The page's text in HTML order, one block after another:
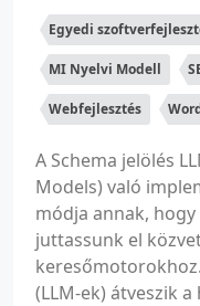
Egyedi
MI Nyelvi Modell
Webfejlesztés
A Schema jelölés
Models) való
módja annak,
juttassunk el
(LLM-ek) átveszik